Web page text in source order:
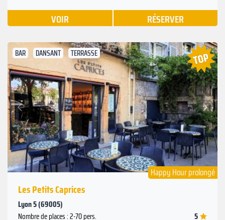
VOIR RÉSERVER
BAR DANSANT TERRASSE
Précédent
Suivant
Happy Hour prolongé
Les Petits Caprices
Lyon 5 (69005)
Nombre de places : 2-70 pers. 5